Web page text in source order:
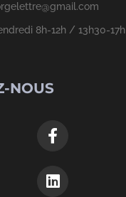
8h-12h / 13h30-17h
NOUS